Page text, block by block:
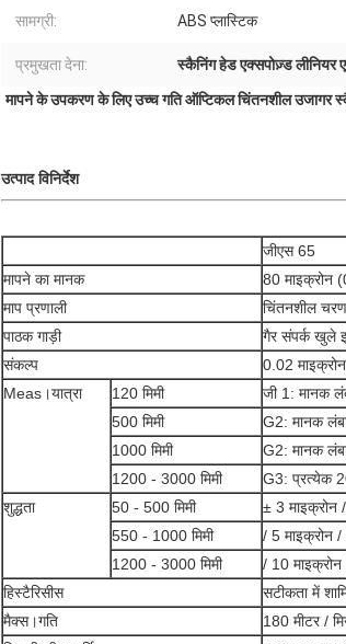
सामग्री: ABS प्लास्टिक
प्रमुखता देना: स्कैनिंग हेड एक्सपोज़्ड लीनियर
मापने के उपकरण के लिए उच्च गति ऑप्टिकल चिंतनशील उजागर
उत्पाद विनिर्देश
जीएस 65
मापने का मानक
80 माइक्रोन
माप प्रणाली
चिंतनशील
पाठक गाड़ी
गैर संपर्क खुले
संकल्प
0.02
Meas।यात्रा
120 मिमी
जी 1: मानक
500 मिमी
G2: मानक
1000 मिमी
G2: मानक
1200 - 3000 मिमी
G3: प्रत्येक
शुद्धता
50 - 500 मिमी
± 3 माइक्रोन
550 - 1000 मिमी
/ 5 माइक्रोन
1200 - 3000 मिमी
/ 10 माइक्रोन
हिस्टैरिसीस
सटीकता में
मैक्स।गति
180 मीटर /